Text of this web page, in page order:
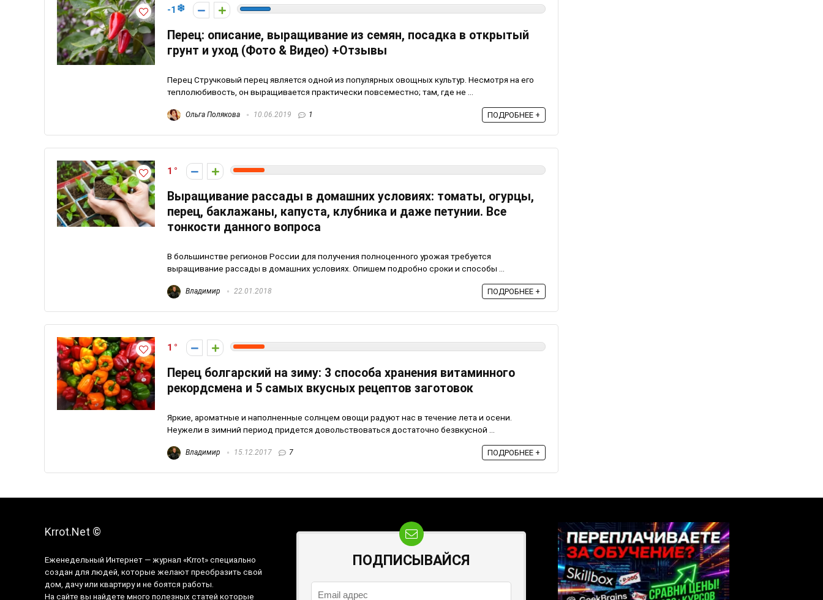
-1
Перец: описание, выращивание из семян, посадка в открытый
грунт и уход (Фото & Видео) +Отзывы
Перец Стручковый перец является одной из популярных овощных культур. Несмотря на его
теплолюбивость, он выращивается практически повсеместно; там, где не ...
Ольга Полякова 10.06.2019 1 ПОДРОБНЕЕ +
1
Выращивание рассады в домашних условиях: томаты, огурцы,
перец, баклажаны, капуста, клубника и даже петунии. Все
тонкости данного вопроса
В большинстве регионов России для получения полноценного урожая требуется
выращивание рассады в домашних условиях. Опишем подробно сроки и способы ...
Владимир 22.01.2018 ПОДРОБНЕЕ +
1
Перец болгарский на зиму: 3 способа хранения витаминного
рекордсмена и 5 самых вкусных рецептов заготовок
Яркие, ароматные и наполненные солнцем овощи радуют нас в течение лета и осени.
Неужели в зимний период придется довольствоваться достаточно безвкусной ...
Владимир 15.12.2017 7 ПОДРОБНЕЕ +
Krrot.Net ©
Еженедельный Интернет — журнал «Krrot» специально
создан для людей, которые желают преобразить свой
дом, дачу или квартиру и не боятся работы.
На сайте вы найдете много полезных статей которые
ПОДПИСЫВАЙСЯ